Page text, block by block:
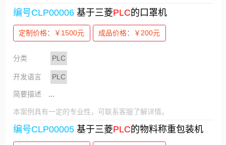
编号CLP00006 基于三菱PLC的口罩机
定制价格：￥1500元 成品价格：￥200元
分类 PLC
开发语言 PLC
简要描述
本案例具有一定的专业性，可联系客服了解详情。
编号CLP00005 基于三菱PLC的物料称重包装机